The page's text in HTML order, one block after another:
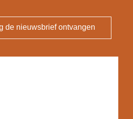
de nieuwsbrief ontvangen